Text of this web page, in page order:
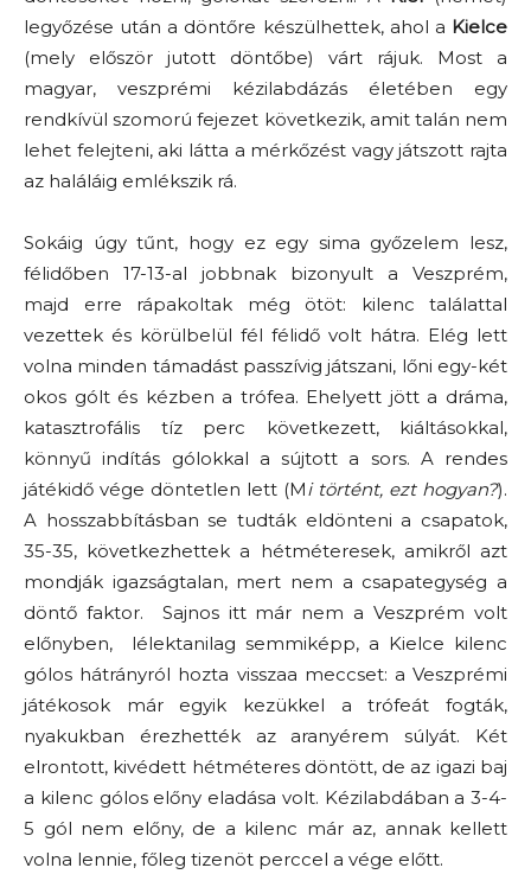
legyőzése után a döntőre készülhettek, ahol a Kielce
(mely először jutott döntőbe) várt rájuk. Most a
magyar, veszprémi kézilabdázás életében egy
rendkívül szomorú fejezet következik, amit talán nem
lehet felejteni, aki látta a mérkőzést vagy játszott rajta
az haláláig emlékszik rá.
Sokáig úgy tűnt, hogy ez egy sima győzelem lesz,
félidőben 17-13-al jobbnak bizonyult a Veszprém,
majd erre rápakoltak még ötöt: kilenc találattal
vezettek és körülbelül fél félidő volt hátra. Elég lett
volna minden támadást passzívig játszani, lőni egy-két
okos gólt és kézben a trófea. Ehelyett jött a dráma,
katasztrofális tíz perc következett, kiáltásokkal,
könnyű indítás gólokkal a sújtott a sors. A rendes
játékidő vége döntetlen lett (Mi történt, ezt hogyan?).
A hosszabbításban se tudták eldönteni a csapatok,
35-35, következhettek a hétméteresek, amikről azt
mondják igazságtalan, mert nem a csapategység a
döntő faktor. Sajnos itt már nem a Veszprém volt
előnyben, lélektanilag semmiképp, a Kielce kilenc
gólos hátrányról hozta visszaa meccset: a Veszprémi
játékosok már egyik kezükkel a trófeát fogták,
nyakukban érezhették az aranyérem súlyát. Két
elrontott, kivédett hétméteres döntött, de az igazi baj
a kilenc gólos előny eladása volt. Kézilabdában a 3-4-
5 gól nem előny, de a kilenc már az, annak kellett
volna lennie, főleg tizenöt perccel a vége előtt.